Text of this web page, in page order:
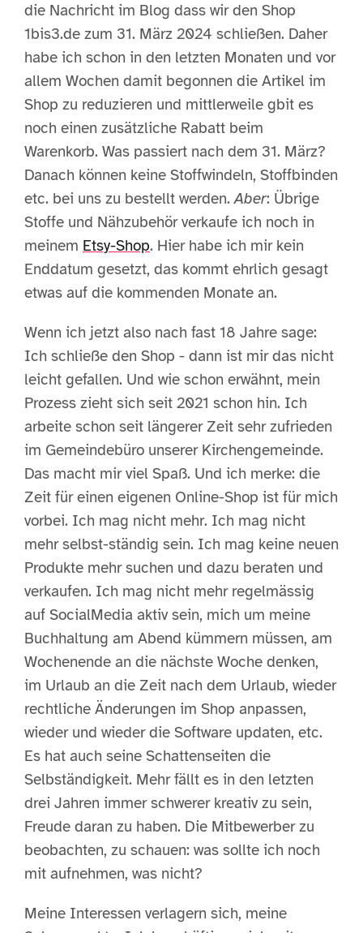
die Nachricht im Blog dass wir den Shop
1bis3.de zum 31. März 2024 schließen. Daher
habe ich schon in den letzten Monaten und vor
allem Wochen damit begonnen die Artikel im
Shop zu reduzieren und mittlerweile gbit es
noch einen zusätzliche Rabatt beim
Warenkorb. Was passiert nach dem 31. März?
Danach können keine Stoffwindeln, Stoffbinden
etc. bei uns zu bestellt werden.Aber: Übrige
Stoffe und Nähzubehör verkaufe ich noch in
meinem Etsy-Shop. Hier habe ich mir kein
Enddatum gesetzt, das kommt ehrlich gesagt
etwas auf die kommenden Monate an.
Wenn ich jetzt also nach fast 18 Jahre sage:
Ich schließe den Shop - dann ist mir das nicht
leicht gefallen. Und wie schon erwähnt, mein
Prozess zieht sich seit 2021 schon hin. Ich
arbeite schon seit längerer Zeit sehr zufrieden
im Gemeindebüro unserer Kirchengemeinde.
Das macht mir viel Spaß. Und ich merke: die
Zeit für einen eigenen Online-Shop ist für mich
vorbei. Ich mag nicht mehr. Ich mag nicht
mehr selbst-ständig sein. Ich mag keine neuen
Produkte mehr suchen und dazu beraten und
verkaufen. Ich mag nicht mehr regelmässig
auf SocialMedia aktiv sein, mich um meine
Buchhaltung am Abend kümmern müssen, am
Wochenende an die nächste Woche denken,
im Urlaub an die Zeit nach dem Urlaub, wieder
rechtliche Änderungen im Shop anpassen,
wieder und wieder die Software updaten, etc.
Es hat auch seine Schattenseiten die
Selbständigkeit. Mehr fällt es in den letzten
drei Jahren immer schwerer kreativ zu sein,
Freude daran zu haben. Die Mitbewerber zu
beobachten, zu schauen: was sollte ich noch
mit aufnehmen, was nicht?
Meine Interessen verlagern sich, meine